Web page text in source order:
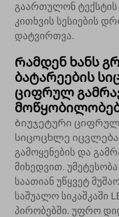
გაართულონ ტექსტის
კითხვის სესიების
დატვირთვა.
Რამდენ ხანს
ბატარეების
ციფრულ
Ბიუჯეტური
სიცოცხლე იცვლება
გამოყენების და
მიხედვით.
საათიან უწყვეტ
საშუალო სიკაშკაში
პირობებში. უფრო